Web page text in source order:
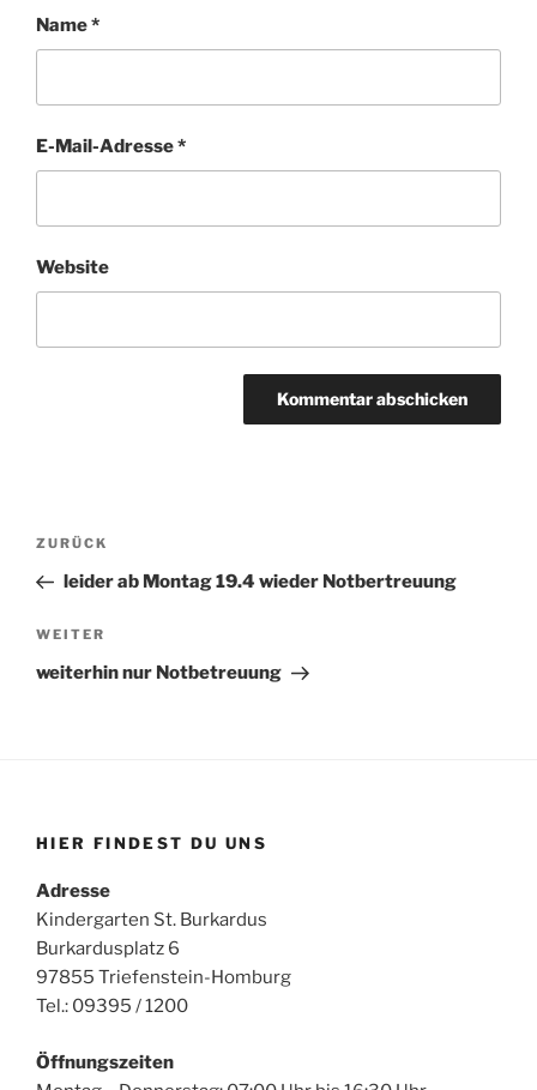
Name*
E-Mail-Adresse*
Website
Beitragsnavigation
Vorheriger
Beitrag
ZURÜCK
leider ab Montag 19.4 wieder Notbertreuung
Nächster
Beitrag
WEITER
weiterhin nur Notbetreuung
HIER FINDEST DU UNS
Adresse
Kindergarten St. Burkardus
Burkardusplatz 6
97855 Triefenstein-Homburg
Tel.: 09395 / 1200
Öffnungszeiten